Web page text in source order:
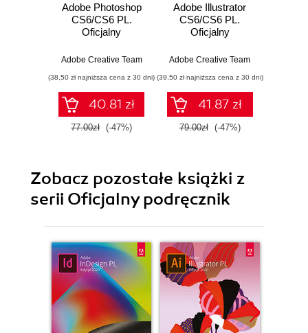
Adobe Photoshop
CS6/CS6 PL.
Oficjalny
Adobe Creative Team
(38,50 zł najniższa cena z 30 dni)
40.81 zł
77.00zł (-47%)
Adobe Illustrator
CS6/CS6 PL.
Oficjalny
Adobe Creative Team
(39,50 zł najniższa cena z 30 dni)
41.87 zł
79.00zł (-47%)
Zobacz pozostałe książki z
serii Oficjalny podręcznik